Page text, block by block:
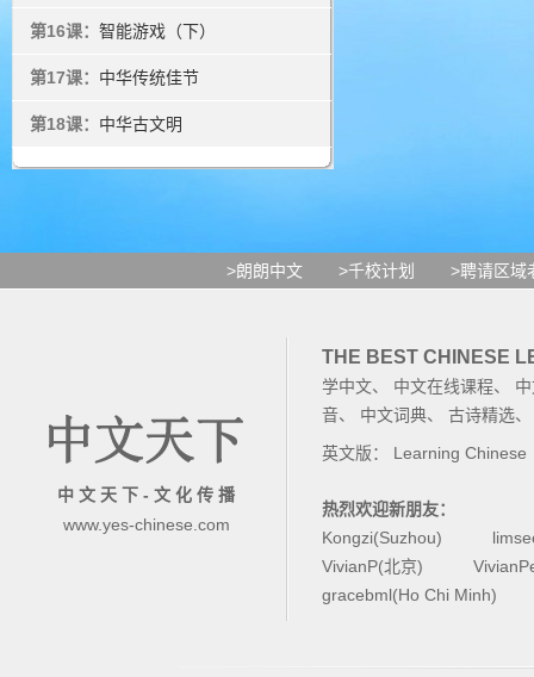
第16课： 智能游戏（下）
第17课： 中华传统佳节
第18课： 中华古文明
>朗朗中文 >千校计划 >聘请区域
中 文 天 下 - 文 化 传 播
www.yes-chinese.com
THE BEST CHINESE
学中文、 中文在线课程、
音、 中文词典、 古诗精选
英文版： Learning Chinese
热烈欢迎新朋友：
Kongzi(Suzhou)
VivianP(北京)
gracebml(Ho Chi Minh)